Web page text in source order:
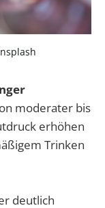
moderater bis
erhöhen
Trinken
deutlich